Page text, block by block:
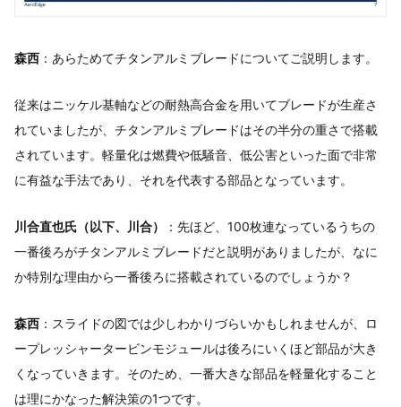
森西 ：あらためてチタンアルミブレードについてご説明します。
従来はニッケル基軸などの耐熱高合金を用いてブレードが生産さ
れていましたが、チタンアルミブレードはその半分の重さで搭載
されています。軽量化は燃費や低騒音、低公害といった面で非常
に有益な手法であり、それを代表する部品となっています。
川合直也氏（以下、川合）
：先ほど、100枚連なっているうちの
一番後ろがチタンアルミブレードだと説明がありましたが、なに
か特別な理由から一番後ろに搭載されているのでしょうか？
森西 ：スライドの図では少しわかりづらいかもしれませんが、ロ
ープレッシャータービンモジュールは後ろにいくほど部品が大き
くなっていきます。そのため、一番大きな部品を軽量化すること
は理にかなった解決策の1つです。